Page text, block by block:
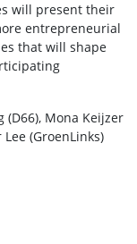
will present their
entrepreneurial
that will shape
(D66), Mona Keijzer
Lee (GroenLinks)